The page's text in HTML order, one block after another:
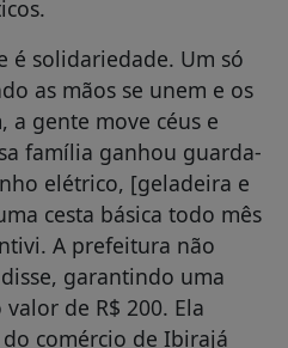
é solidariedade. Um só
as mãos se unem e os
a gente move céus e
família ganhou guarda-
elétrico, [geladeira e
cesta básica todo mês
A prefeitura não
garantindo uma
de R$ 200. Ela
comércio de Ibirajá